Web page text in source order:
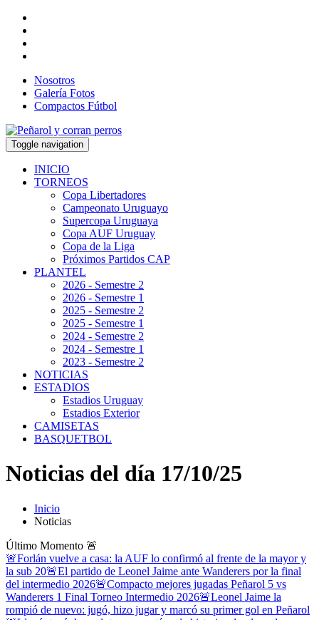
Nosotros
Galería Fotos
Compactos Fútbol
Toggle navigation
INICIO
TORNEOS
Copa Libertadores
Campeonato Uruguayo
Supercopa Uruguaya
Copa AUF Uruguay
Copa de la Liga
Próximos Partidos CAP
PLANTEL
2026 - Semestre 2
2026 - Semestre 1
2025 - Semestre 2
2025 - Semestre 1
2024 - Semestre 2
2024 - Semestre 1
2023 - Semestre 2
NOTICIAS
ESTADIOS
Estadios Uruguay
Estadios Exterior
CAMISETAS
BASQUETBOL
Noticias del día 17/10/25
Inicio
Noticias
Último Momento 🚨
🚨Forlán vuelve a casa: la AUF lo confirmó al frente de la mayor y
la sub 20🚨El partido de Leonel Jaime ante Wanderers por la final
del intermedio 2026🚨Compacto mejores jugadas Peñarol 5 vs
Wanderers 1 Final Torneo Intermedio 2026🚨Leonel Jaime la
rompió de nuevo: jugó, hizo jugar y marcó su primer gol en Peñarol